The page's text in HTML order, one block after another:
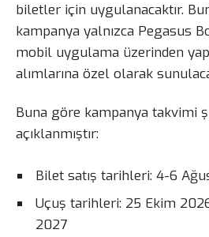
biletler için uygulanacaktır.
kampanya yalnızca Pegasus
mobil uygulama üzerinden
alımlarına özel olarak
Buna göre kampanya takvimi
açıklanmıştır:
Bilet satış tarihleri: 4-6
Uçuş tarihleri: 25 Ekim
2027